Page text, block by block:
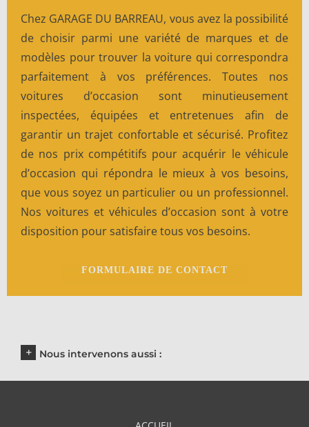
Chez GARAGE DU BARREAU, vous avez la possibilité
de choisir parmi une variété de marques et de
modèles pour trouver la voiture qui correspondra
parfaitement à vos préférences. Toutes nos
voitures d’occasion sont minutieusement
inspectées, équipées et entretenues afin de
garantir un trajet confortable et sécurisé. Profitez
de nos prix compétitifs pour acquérir le véhicule
d’occasion qui répondra le mieux à vos besoins,
que vous soyez un particulier ou un professionnel.
Nos voitures et véhicules d’occasion sont à votre
disposition pour satisfaire tous vos besoins.
FORMULAIRE DE CONTACT
Nous intervenons aussi :